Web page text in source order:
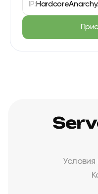
IP:
Условия